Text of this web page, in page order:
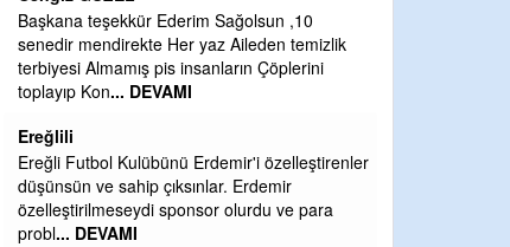
CEVDET YILMAZ
GULDERE DERE ÇALIŞMALARI, SEKIZ YIL
ÖNCE ALKAYA TARAFINDAN BAŞLATILDI,
ETRASFINDA YERLEŞİM YERI OLMAYAN
DEVAMI
Şaban yavuz
Mekanı cennet olsun kederli ailesine Rabbim
Sabri Celil ihsan eylesin